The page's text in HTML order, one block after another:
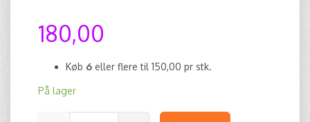
180,00
Køb 6 eller flere til 150,00 pr stk.
På lager